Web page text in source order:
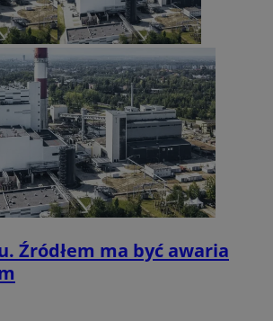
Źródłem ma być awaria